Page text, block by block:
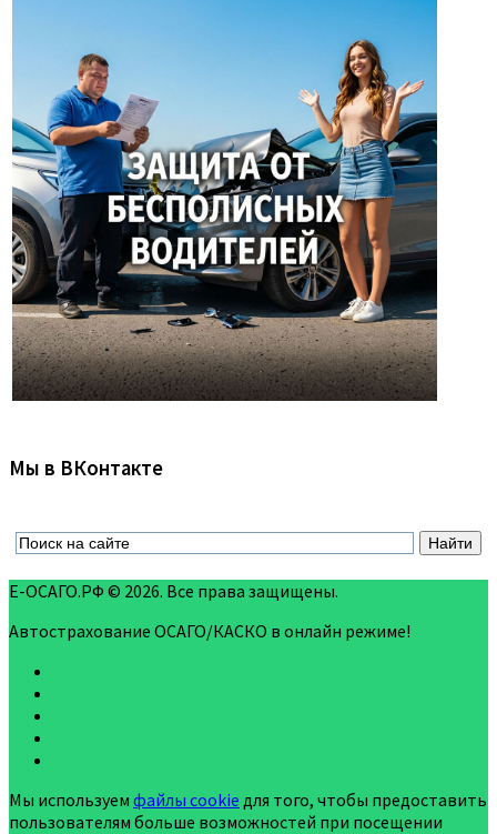
Мы в ВКонтакте
Е-ОСАГО.РФ © 2026. Все права защищены.
Автострахование ОСАГО/КАСКО в онлайн режиме!
Мы используем файлы cookie для того, чтобы предоставить
пользователям больше возможностей при посещении